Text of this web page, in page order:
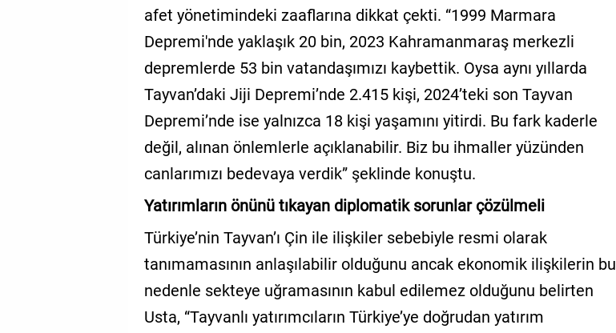
afet yönetimindeki zaaflarına dikkat çekti. “1999 Marmara
Depremi'nde yaklaşık 20 bin, 2023 Kahramanmaraş merkezli
depremlerde 53 bin vatandaşımızı kaybettik. Oysa aynı yıllarda
Tayvan’daki Jiji Depremi’nde 2.415 kişi, 2024’teki son Tayvan
Depremi’nde ise yalnızca 18 kişi yaşamını yitirdi. Bu fark kaderle
değil, alınan önlemlerle açıklanabilir. Biz bu ihmaller yüzünden
canlarımızı bedevaya verdik” şeklinde konuştu.
Yatırımların önünü tıkayan diplomatik sorunlar çözülmeli
Türkiye’nin Tayvan’ı Çin ile ilişkiler sebebiyle resmi olarak
tanımamasının anlaşılabilir olduğunu ancak ekonomik ilişkilerin bu
nedenle sekteye uğramasının kabul edilemez olduğunu belirten
Usta, “Tayvanlı yatırımcıların Türkiye’ye doğrudan yatırım